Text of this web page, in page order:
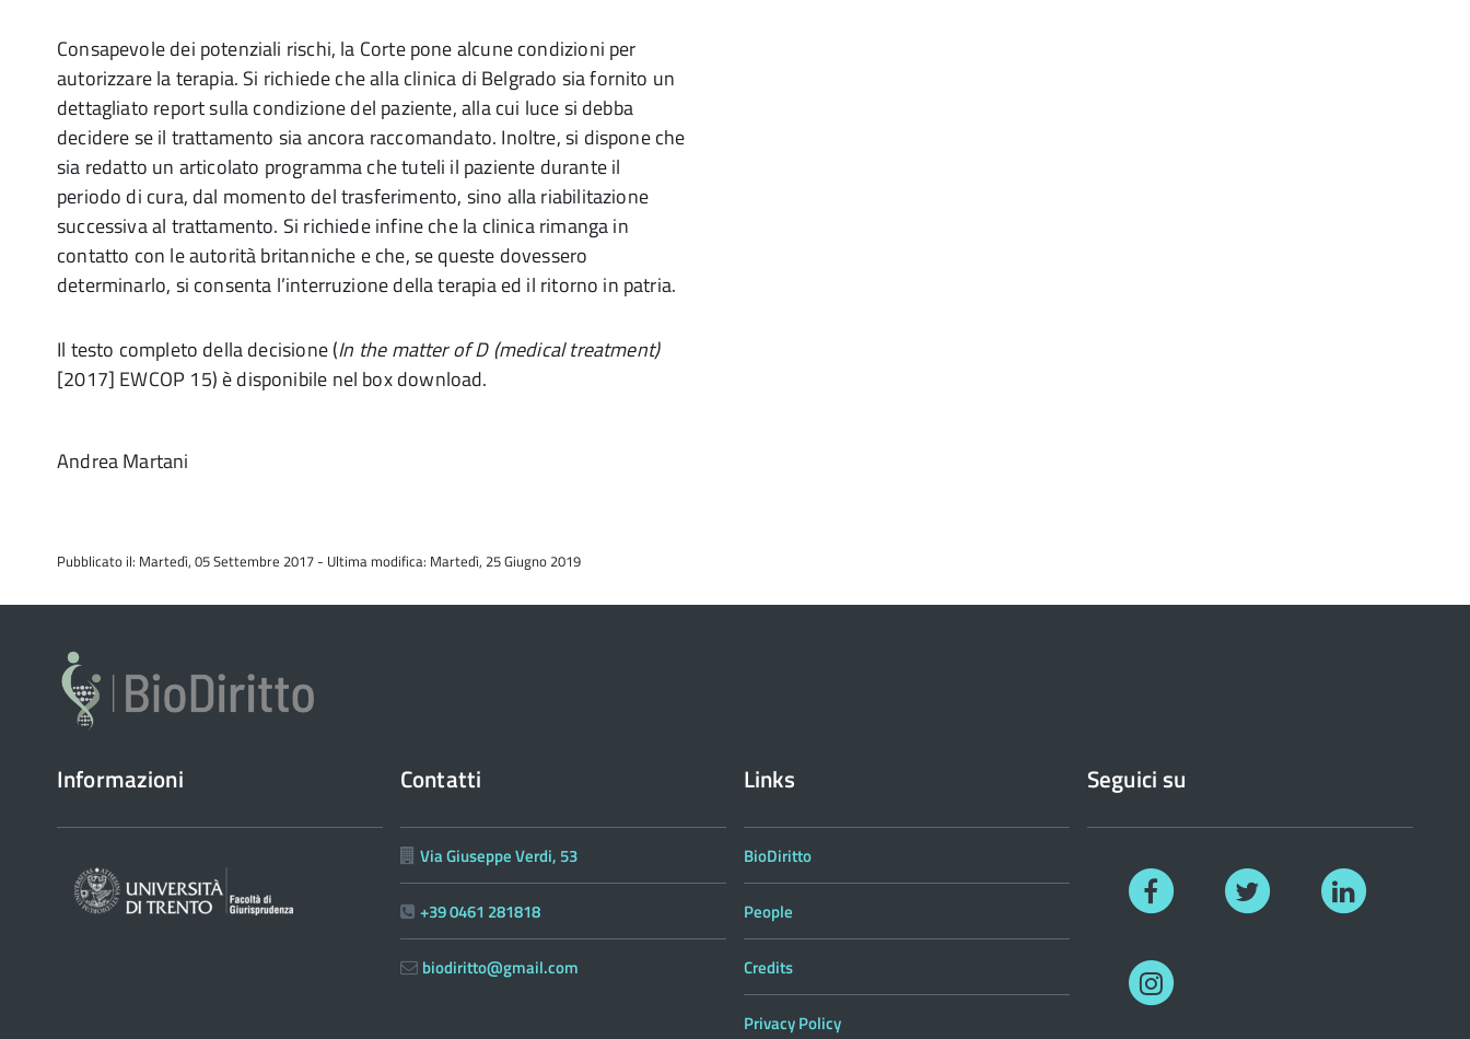
Consapevole dei potenziali rischi, la Corte pone alcune condizioni per
autorizzare la terapia. Si richiede che alla clinica di Belgrado sia fornito un
dettagliato report sulla condizione del paziente, alla cui luce si debba
decidere se il trattamento sia ancora raccomandato. Inoltre, si dispone che
sia redatto un articolato programma che tuteli il paziente durante il
periodo di cura, dal momento del trasferimento, sino alla riabilitazione
successiva al trattamento. Si richiede infine che la clinica rimanga in
contatto con le autorità britanniche e che, se queste dovessero
determinarlo, si consenta l’interruzione della terapia ed il ritorno in patria.
Il testo completo della decisione (In the matter of D (medical treatment)
[2017] EWCOP 15) è disponibile nel box download.
Andrea Martani
Pubblicato il: Martedì, 05 Settembre 2017 - Ultima modifica: Martedì, 25 Giugno 2019
Informazioni Contatti
Via Giuseppe Verdi, 53
+39 0461 281818
biodiritto@gmail.com
Links
BioDiritto
People
Credits
Privacy Policy
Seguici su
Facebook